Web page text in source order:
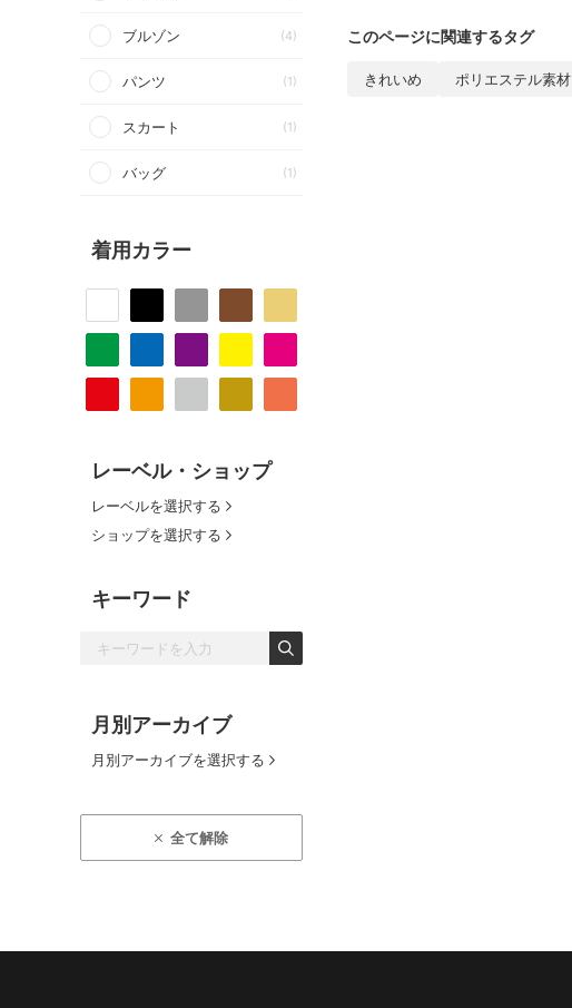
ブルゾン (4)
パンツ (1)
スカート (1)
バッグ (1)
着用カラー
レーベル・ショップ
レーベルを選択する
ショップを選択する
キーワード
月別アーカイブ
月別アーカイブを選択する
全て解除
このページに関連するタグ
きれいめ ポリエステル素材